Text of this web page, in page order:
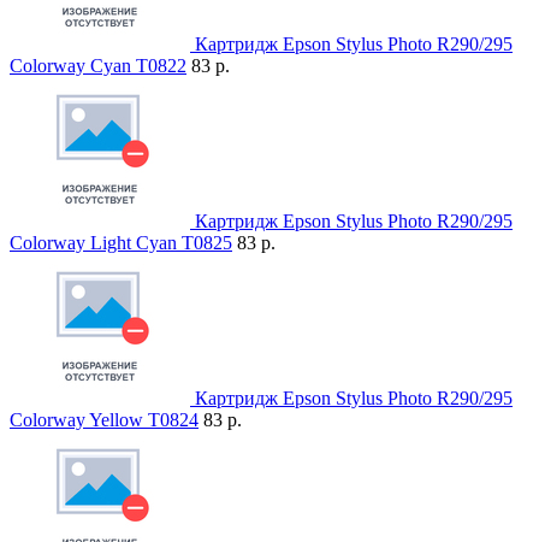
Картридж Epson Stylus Photo R290/295
Colorway Cyan T0822 83 р.
Картридж Epson Stylus Photo R290/295
Colorway Light Cyan T0825 83 р.
Картридж Epson Stylus Photo R290/295
Colorway Yellow T0824 83 р.